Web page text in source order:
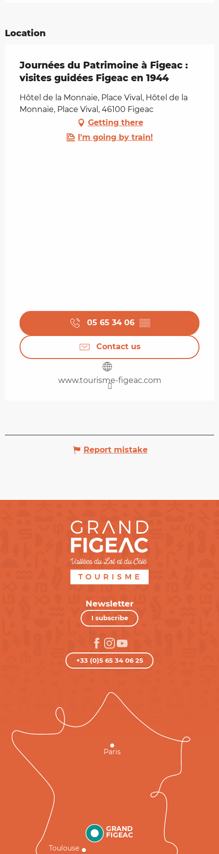
Location
Journées du Patrimoine à Figeac :
visites guidées Figeac en 1944
Hôtel de la Monnaie, Place Vival, Hôtel de la
Monnaie, Place Vival, 46100 Figeac
Getting there
I'm going by train!
05 65 34 06 ▒▒
Contact us
www.tourisme-figeac.com
Report mistake
Newsletter
I subscribe
+33 (0)5 65 34 06 25
GRAND
FIGEAC
Toulouse
Paris